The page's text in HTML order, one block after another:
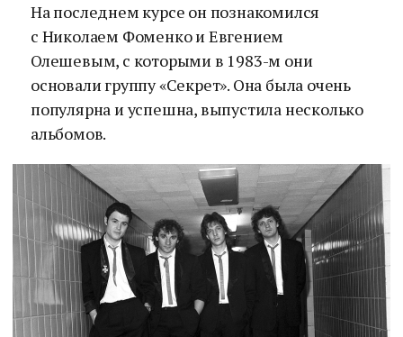
На последнем курсе он познакомился
с Николаем Фоменко и Евгением
Олешевым, с которыми в 1983-м они
основали группу «Секрет». Она была очень
популярна и успешна, выпустила несколько
альбомов.